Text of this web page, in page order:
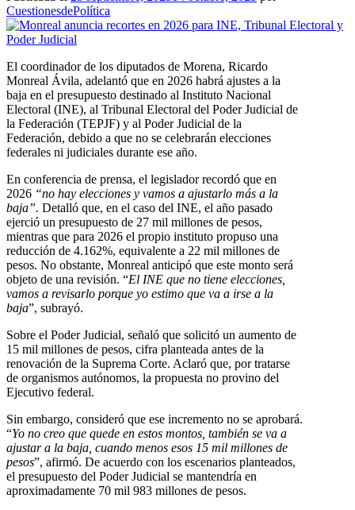
CuestionesdePolítica
El coordinador de los diputados de Morena, Ricardo
Monreal Ávila, adelantó que en 2026 habrá ajustes a la
baja en el presupuesto destinado al Instituto Nacional
Electoral (INE), al Tribunal Electoral del Poder Judicial de
la Federación (TEPJF) y al Poder Judicial de la
Federación, debido a que no se celebrarán elecciones
federales ni judiciales durante ese año.
En conferencia de prensa, el legislador recordó que en
2026 “no hay elecciones y vamos a ajustarlo más a la
baja”. Detalló que, en el caso del INE, el año pasado
ejerció un presupuesto de 27 mil millones de pesos,
mientras que para 2026 el propio instituto propuso una
reducción de 4.162%, equivalente a 22 mil millones de
pesos. No obstante, Monreal anticipó que este monto será
objeto de una revisión. “El INE que no tiene elecciones,
vamos a revisarlo porque yo estimo que va a irse a la
baja”, subrayó.
Sobre el Poder Judicial, señaló que solicitó un aumento de
15 mil millones de pesos, cifra planteada antes de la
renovación de la Suprema Corte. Aclaró que, por tratarse
de organismos autónomos, la propuesta no provino del
Ejecutivo federal.
Sin embargo, consideró que ese incremento no se aprobará.
“Yo no creo que quede en estos montos, también se va a
ajustar a la baja, cuando menos esos 15 mil millones de
pesos”, afirmó. De acuerdo con los escenarios planteados,
el presupuesto del Poder Judicial se mantendría en
aproximadamente 70 mil 983 millones de pesos.